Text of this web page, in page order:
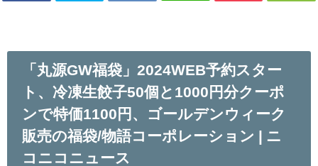
「丸源GW福袋」2024WEB予約スター
ト、冷凍生餃子50個と1000円分クーポ
ンで特価1100円、ゴールデンウィーク
販売の福袋/物語コーポレーション | ニ
コニコニュース